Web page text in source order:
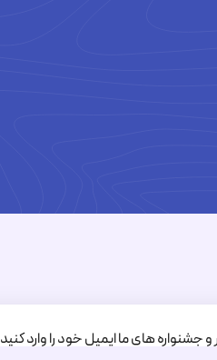
و جشنواره های ما ایمیل خود را وارد کنید